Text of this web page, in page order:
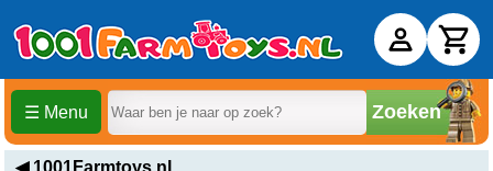
☰ Menu Zoeken
◀ 1001Farmtoys.nl